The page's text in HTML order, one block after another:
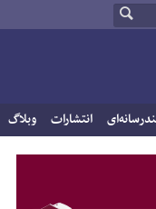
انتشارات وبلاگ